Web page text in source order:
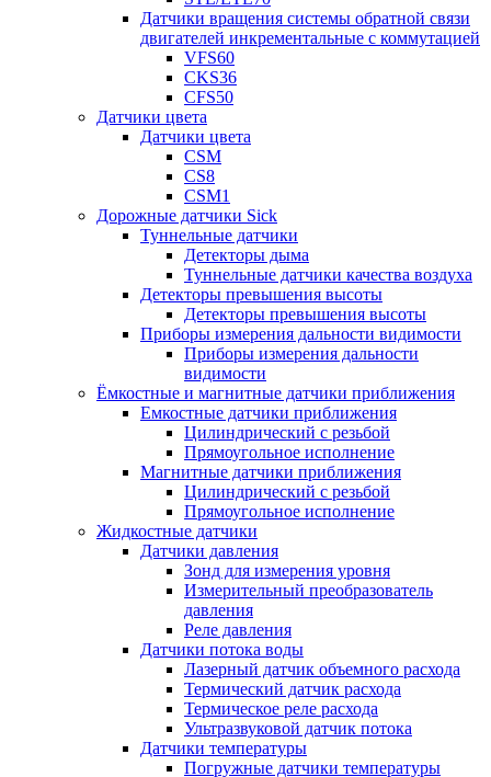
Датчики вращения системы обратной связи
двигателей инкрементальные с коммутацией
VFS60
CKS36
CFS50
Датчики цвета
Датчики цвета
CSM
CS8
CSM1
Дорожные датчики Sick
Туннельные датчики
Детекторы дыма
Туннельные датчики качества воздуха
Детекторы превышения высоты
Детекторы превышения высоты
Приборы измерения дальности видимости
Приборы измерения дальности
видимости
Ёмкостные и магнитные датчики приближения
Емкостные датчики приближения
Цилиндрический с резьбой
Прямоугольное исполнение
Магнитные датчики приближения
Цилиндрический с резьбой
Прямоугольное исполнение
Жидкостные датчики
Датчики давления
Зонд для измерения уровня
Измерительный преобразователь
давления
Реле давления
Датчики потока воды
Лазерный датчик объемного расхода
Термический датчик расхода
Термическое реле расхода
Ультразвуковой датчик потока
Датчики температуры
Погружные датчики температуры